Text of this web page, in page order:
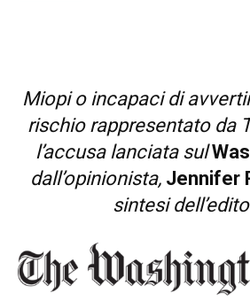
Miopi o incapaci di
rischio rappresentato da
l’accusa lanciata sul
dall’opinionista, Jennifer
sintesi